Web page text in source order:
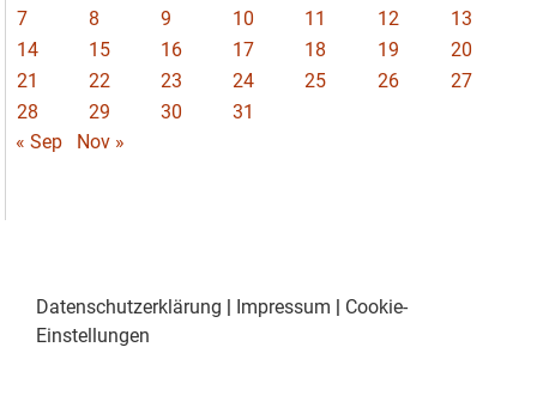
7
8 9 10 11 12
13
14
15 16 17 18 19
20
21
22 23 24 25 26
27
28
29 30
31
« Sep
Nov »
Datenschutzerklärung | Impressum | Cookie-
Einstellungen